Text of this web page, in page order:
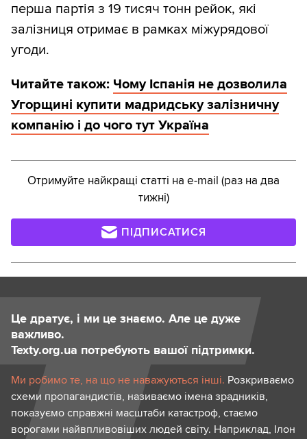
перша партія з 19 тисяч тонн рейок, які
залізниця отримає в рамках міжурядової
угоди.
Читайте також: Чому Іспанія не дозволила
Угорщині купити мадридську залізничну
компанію і до чого тут Україна
Отримуйте найкращі статті на e-mail (раз на два
тижні)
ПІДПИСАТИСЯ
Це дратує, і ми це знаємо. Але це дуже
важливо.
Texty.org.ua потребують вашої підтримки.
Ми робимо те, на що не наважуються інші. Розкриваємо
схеми пропагандистів, називаємо імена зрадників,
показуємо справжні масштаби катастроф, стаємо
ворогами найвпливовіших людей світу. Наприклад, Ілон